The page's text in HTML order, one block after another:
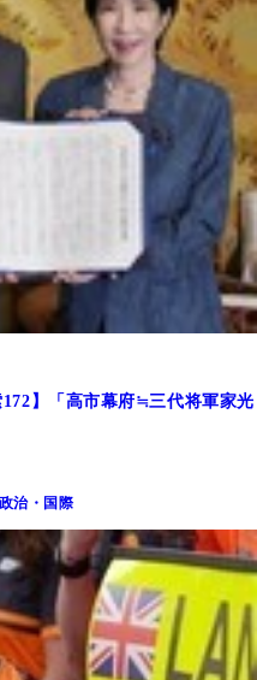
172】「高市幕府≒三代将軍家光
政治・国際